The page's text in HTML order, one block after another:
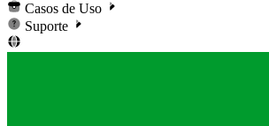
Casos de Uso
Suporte